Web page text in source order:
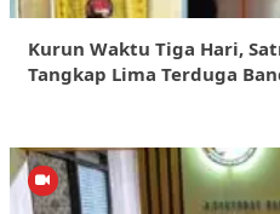
Kurun Waktu Tiga Hari,
Tangkap Lima Terduga